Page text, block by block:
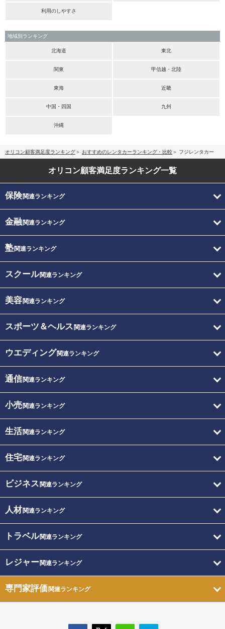
利用のしやすさ
地域別ランキング
北海道 東北
関東 甲信越・北陸
東海 近畿
中国・四国 九州
沖縄
オリコン顧客満足度ランキング おすすめのレンタカーランキング・比較 フジレンタカー
オリコン顧客満足度ランキング一覧
保険関連ランキング
金融関連ランキング
塾関連ランキング
スクール関連ランキング
美容関連ランキング
スポーツ＆ヘルス 関連ランキング
ウエディング関連ランキング
通信関連ランキング
小売関連ランキング
生活関連ランキング
住宅関連ランキング
ビジネス 関連ランキング
人材関連ランキング
トラベル関連ランキング
レジャー関連ランキング
専門家評価関連ランキング